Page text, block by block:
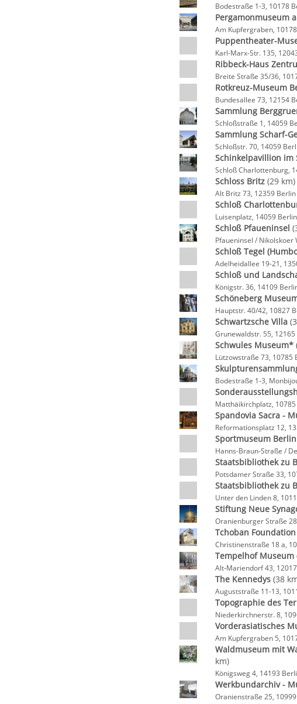
Bodestraße 1-3, 10178
Pergamonmuseum
Am Kupfergraben,
Puppentheater-
Karl-Marx-Str. 135,
Ribbeck-Haus
Breite Straße 35/36,
Rotkreuz-Museum
Bundesallee 73, 12154
Sammlung
Schloßstraße 1, 14059
Sammlung Scharf-
Schloßstr. 70, 14059
Schinkelpavillion im
Schloß Charlottenburg,
Schloss Britz (29 km)
Alt Britz 73, 12359 Berlin
Schloß
Luisenplatz, 14059 Berlin
Schloß Pfaueninsel
Pfaueninsel / Nikolskoer
Schloß Tegel
Adelheidallee 19-21,
Schloß und
Königstr. 36, 14109
Schöneberg
Hauptstr. 40/42, 10827
Schwartzsche Villa
Grunewaldstr. 55,
Schwules Museum*
Lützowstraße 73, 10785
Bodestraße 1-3,
Matthäikirchplatz,
Spandovia Sacra -
Reformationsplatz 12,
Sportmuseum Berlin
Hanns-Braun-Straße /
Staatsbibliothek zu
Potsdamer Straße 33,
Staatsbibliothek zu
Unter den Linden 8,
Stiftung Neue
Oranienburger Straße
Tchoban
Christinenstraße 18 a,
Tempelhof Museum
Alt-Mariendorf 43,
The Kennedys (38
Auguststraße 11-13,
Topographie des
Niederkirchnerstr. 8,
Vorderasiatisches
Am Kupfergraben 5,
Waldmuseum mit
km)
Königsweg 4, 14193
Werkbundarchiv -
Oranienstraße 25,